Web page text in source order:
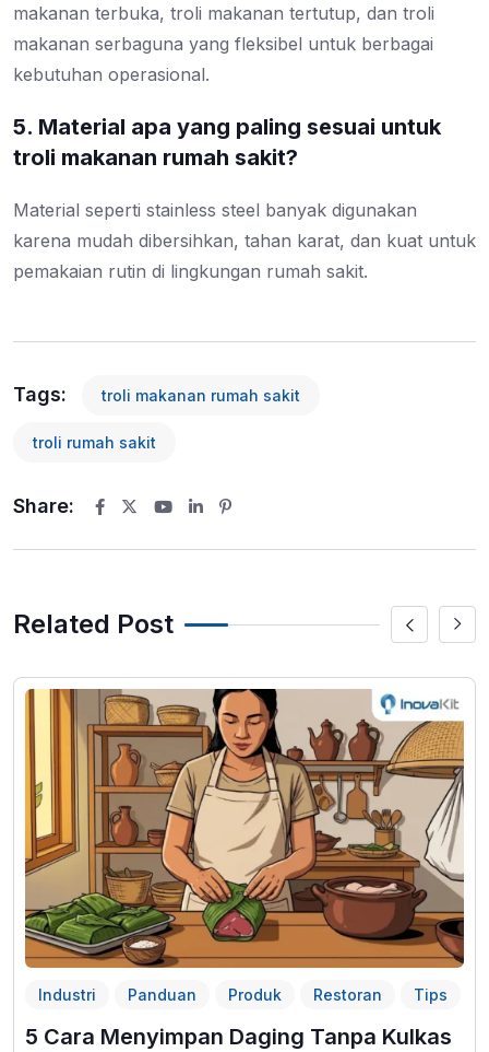
makanan terbuka, troli makanan tertutup, dan troli
makanan serbaguna yang fleksibel untuk berbagai
kebutuhan operasional.
5. Material apa yang paling sesuai untuk
troli makanan rumah sakit?
Material seperti stainless steel banyak digunakan
karena mudah dibersihkan, tahan karat, dan kuat untuk
pemakaian rutin di lingkungan rumah sakit.
Tags: troli makanan rumah sakit
troli rumah sakit
Share:
Youtube
LinkedIn
Related Post
Industri Panduan Produk Restoran Tips
5 Cara Menyimpan Daging Tanpa Kulkas